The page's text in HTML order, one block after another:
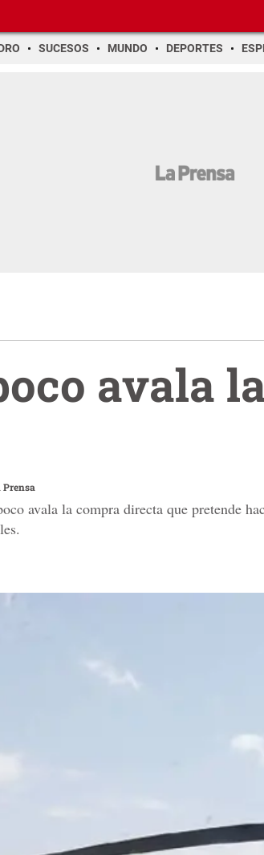
SUCESOS MUNDO DEPORTES
avala
Prensa
avala la compra directa que pretende